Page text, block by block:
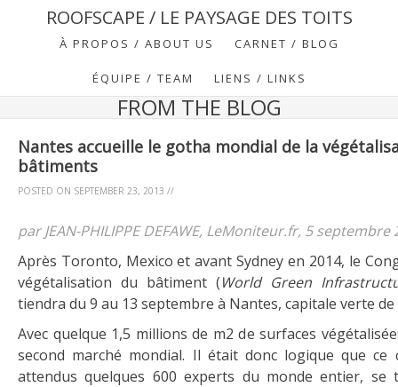
ROOFSCAPE / LE PAYSAGE DES TOITS
À PROPOS / ABOUT US CARNET / BLOG
ÉQUIPE / TEAM LIENS / LINKS
FROM THE BLOG
Nantes accueille le gotha mondial de la
bâtiments
POSTED ON SEPTEMBER 23, 2013 //
par JEAN-PHILIPPE DEFAWE, LeMoniteur.fr, 5 septembre
Après Toronto, Mexico et avant Sydney en 2014, le
végétalisation du bâtiment (World Green
tiendra du 9 au 13 septembre à Nantes, capitale verte de
Avec quelque 1,5 millions de m2 de surfaces
second marché mondial. Il était donc logique que ce
attendus quelques 600 experts du monde entier, se